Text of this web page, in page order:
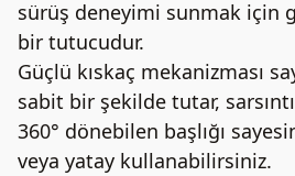
sürüş deneyimi sunmak için
bir tutucudur.
Güçlü kıskaç mekanizması
sabit bir şekilde tutar,
360° dönebilen başlığı
veya yatay kullanabilirsiniz.